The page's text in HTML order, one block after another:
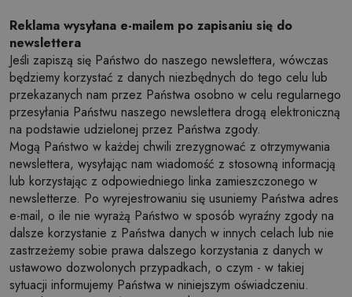
Reklama wysyłana e-mailem po zapisaniu się do
newslettera
Jeśli zapiszą się Państwo do naszego newslettera, wówczas
będziemy korzystać z danych niezbędnych do tego celu lub
przekazanych nam przez Państwa osobno w celu regularnego
przesyłania Państwu naszego newslettera drogą elektroniczną
na podstawie udzielonej przez Państwa zgody.
Mogą Państwo w każdej chwili zrezygnować z otrzymywania
newslettera, wysyłając nam wiadomość z stosowną informacją
lub korzystając z odpowiedniego linka zamieszczonego w
newsletterze. Po wyrejestrowaniu się usuniemy Państwa adres
e-mail, o ile nie wyrażą Państwo w sposób wyraźny zgody na
dalsze korzystanie z Państwa danych w innych celach lub nie
zastrzeżemy sobie prawa dalszego korzystania z danych w
ustawowo dozwolonych przypadkach, o czym - w takiej
sytuacji informujemy Państwa w niniejszym oświadczeniu.